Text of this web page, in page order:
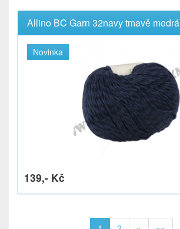
Allino BC Garn 32navy tmavě modrá
Novinka
139,- Kč